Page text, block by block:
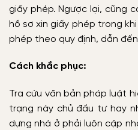
giấy phép. Ngược lại, cũng
hồ sơ xin giấy phép trong
phép theo quy định, dẫn
Cách khắc phục:
Tra cứu văn bản pháp luật
trạng này chủ đầu tư hay
dựng nhà ở phải luôn cập